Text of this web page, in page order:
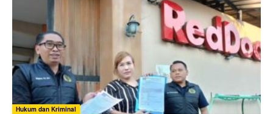
Hukum dan Kriminal